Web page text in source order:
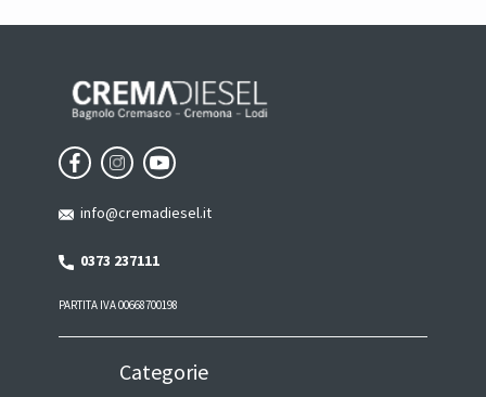
info@cremadiesel.it
0373 237111
PARTITA IVA 00668700198
Categorie